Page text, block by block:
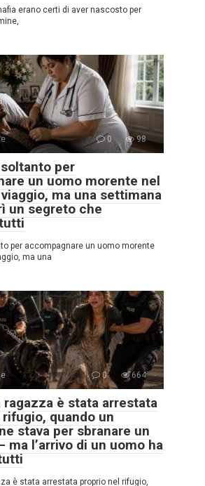
erano certi di aver nascosto per
0 98
per
un uomo morente nel
ma una settimana
un segreto che
per accompagnare un uomo morente
ma una
0 664
ragazza è stata arrestata
quando un
stava per sbranare un
l’arrivo di un uomo ha
è stata arrestata proprio nel rifugio,